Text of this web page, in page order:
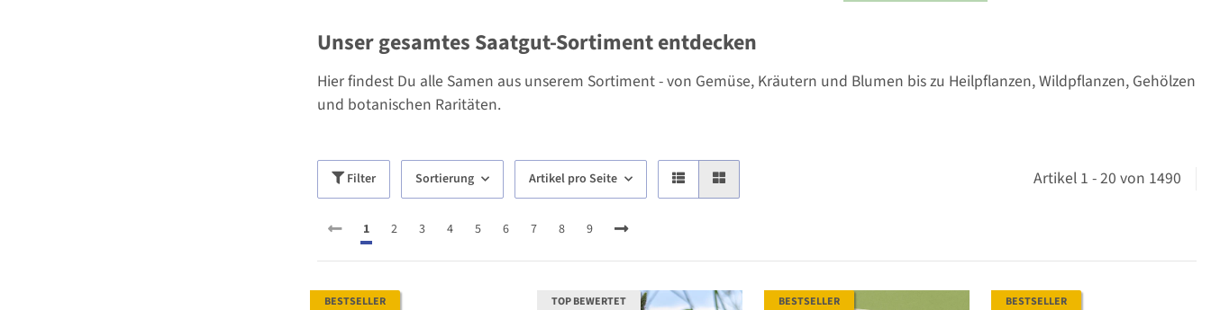
Unser gesamtes Saatgut-Sortiment entdecken
Hier findest Du alle Samen aus unserem Sortiment - von Gemüse, Kräutern und Blumen bis zu Heilpflanzen, Wildpflanzen, Gehölzen
und botanischen Raritäten.
Filter Sortierung Artikel pro Seite Artikel 1 - 20 von 1490
1 2 3 4 5 6 7 8 9
BESTSELLER TOP BEWERTET BESTSELLER BESTSELLER